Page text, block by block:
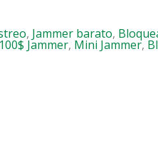
, Jammer barato,
Jammer, Mini Jammer,